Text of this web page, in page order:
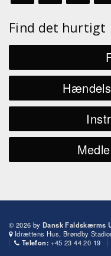
Find det hurtigt
© 2026 by Dansk Faldskærms
Idrættens Hus, Brøndby
Telefon: +45 23 44 20 19